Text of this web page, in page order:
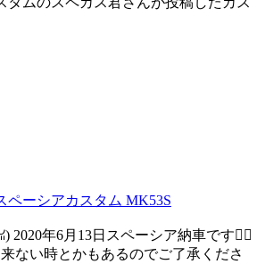
ペーシアカスタム MK53S
2020年6月13日スペーシア納車です🙇‍♂
ない時とかもあるのでご了承くださ